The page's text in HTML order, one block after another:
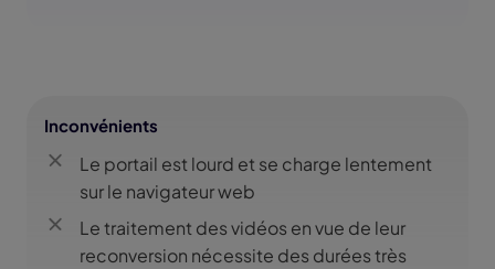
Inconvénients
Le portail est lourd et se charge lentement
sur le navigateur web
Le traitement des vidéos en vue de leur
reconversion nécessite des durées très